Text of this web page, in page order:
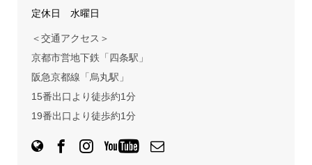
定休日 水曜日
＜交通アクセス＞
京都市営地下鉄「四条駅」
阪急京都線「烏丸駅」
15番出口より徒歩約1分
19番出口より徒歩約1分